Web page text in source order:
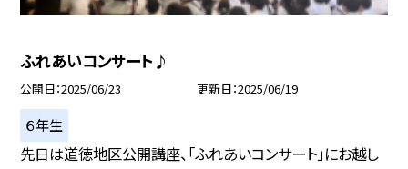
ふれあいコンサート♪
公開日 2025/06/23 更新日 2025/06/19
６年生
先日は道徳地区公開講座、「ふれあいコンサート」にお越し